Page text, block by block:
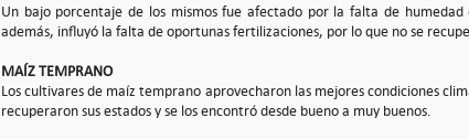
Un bajo porcentaje de los mismos fue afectado por la falta de
además, influyó la falta de oportunas fertilizaciones, por lo que no se
MAÍZ TEMPRANO
Los cultivares de maíz temprano aprovecharon las mejores condiciones
recuperaron sus estados y se los encontró desde bueno a muy buenos.